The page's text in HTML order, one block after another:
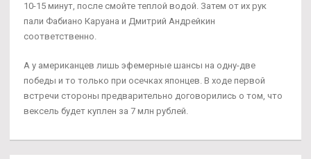
10-15 минут, после смойте теплой водой. Затем от их рук
пали Фабиано Каруана и Дмитрий Андрейкин
соответственно.
А у американцев лишь эфемерные шансы на одну-две
победы и то только при осечках японцев. В ходе первой
встречи стороны предварительно договорились о том, что
вексель будет куплен за 7 млн рублей.